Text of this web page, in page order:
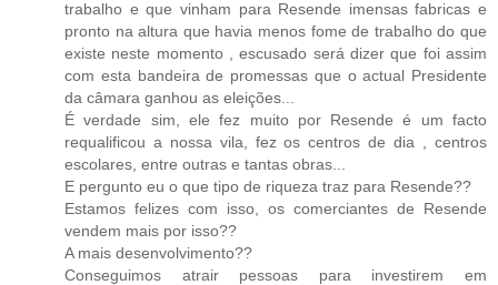
trabalho e que vinham para Resende imensas fabricas e
pronto na altura que havia menos fome de trabalho do que
existe neste momento , escusado será dizer que foi assim
com esta bandeira de promessas que o actual Presidente
da câmara ganhou as eleições...
É verdade sim, ele fez muito por Resende é um facto
requalificou a nossa vila, fez os centros de dia , centros
escolares, entre outras e tantas obras...
E pergunto eu o que tipo de riqueza traz para Resende??
Estamos felizes com isso, os comerciantes de Resende
vendem mais por isso??
A mais desenvolvimento??
Conseguimos atrair pessoas para investirem em